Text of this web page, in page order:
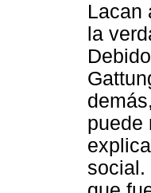
Lacan
la
puede
social.